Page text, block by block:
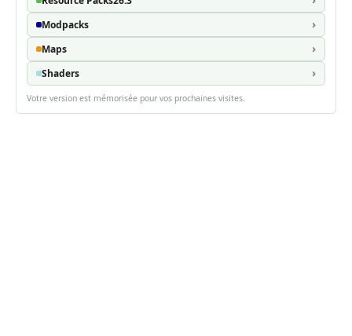
Modpacks
Maps
Shaders
Votre version est mémorisée pour vos prochaines visites.